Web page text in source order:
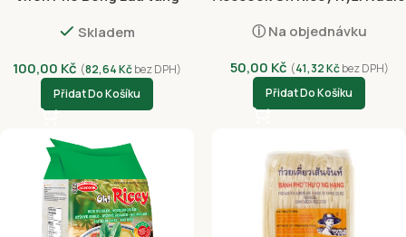
Skladem
100,00 Kč (82,64Kčbez DPH)
Přidat Do Košíku
ⓘ Na objednávku
50,00 Kč (41,32Kčbez DPH)
Přidat Do Košíku